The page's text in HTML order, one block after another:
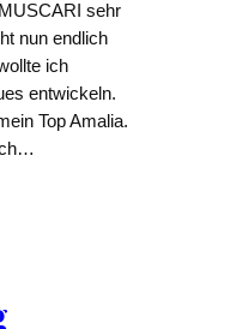
sehr
nun endlich
ich
entwickeln.
Top Amalia.